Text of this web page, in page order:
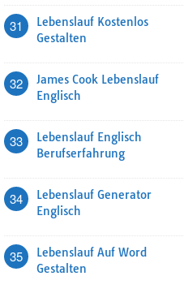
31
Lebenslauf Kostenlos
Gestalten
32
James Cook Lebenslauf
Englisch
33
Lebenslauf Englisch
Berufserfahrung
34
Lebenslauf Generator
Englisch
35
Lebenslauf Auf Word
Gestalten